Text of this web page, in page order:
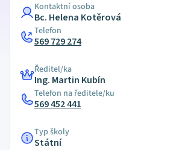
Kontaktní osoba
Bc. Helena Kotěrová
Telefon
569 729 274
Ředitel/ka
Ing. Martin Kubín
Telefon na ředitele/ku
569 452 441
Typ školy
Státní